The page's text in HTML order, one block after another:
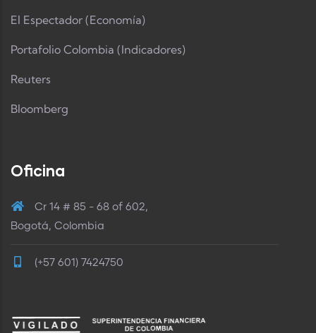
El Espectador (Economía)
Portafolio Colombia (Indicadores)
Reuters
Bloomberg
Oficina
Cr 14 # 85 - 68 of 602,
Bogotá, Colombia
(+57 601) 7424750